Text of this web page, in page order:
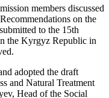
members discussed
on the
to the 15th
the Kyrgyz Republic in
adopted the draft
and Natural Treatment
Head of the Social